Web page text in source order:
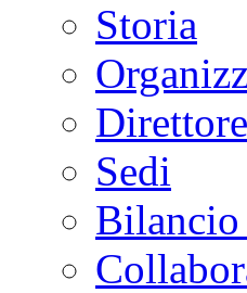
Storia
Direttore
Sedi
Bilancio